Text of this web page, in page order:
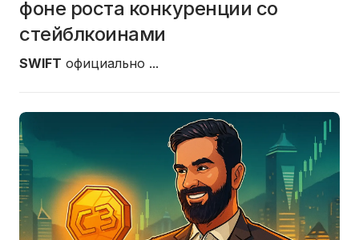
фоне роста конкуренции со
стейблкоинами
SWIFT официально ...